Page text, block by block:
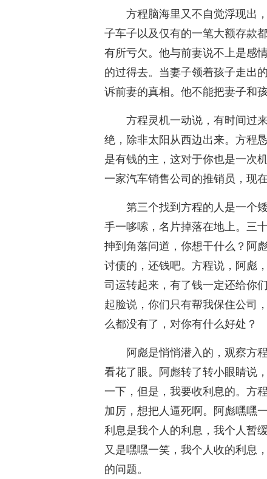
方程脑海里又不自觉浮现出
子车子以及仅有的一笔大额存款
有所亏欠。他与前妻说不上是感
的过得去。当妻子领着孩子走出
诉前妻的真相。他不能把妻子和
方程灵机一动说，有时间过
绝，除非太阳从西边出来。方程
是有钱的主，这对于你也是一次
一家汽车销售公司的推销员，现
第三个找到方程的人是一个
手一哆嗦，名片掉落在地上。三
抻到角落问道，你想干什么？阿
讨债的，还钱吧。方程说，阿彪
司运转起来，有了钱一定还给你
起脸说，你们只有帮我保住公司
么都没有了，对你有什么好处？
阿彪是悄悄潜入的，观察方
看花了眼。阿彪转了转小眼睛说
一下，但是，我要收利息的。方
加厉，想把人逼死啊。阿彪嘿嘿
利息是我个人的利息，我个人暂
又是嘿嘿一笑，我个人收的利息
的问题。